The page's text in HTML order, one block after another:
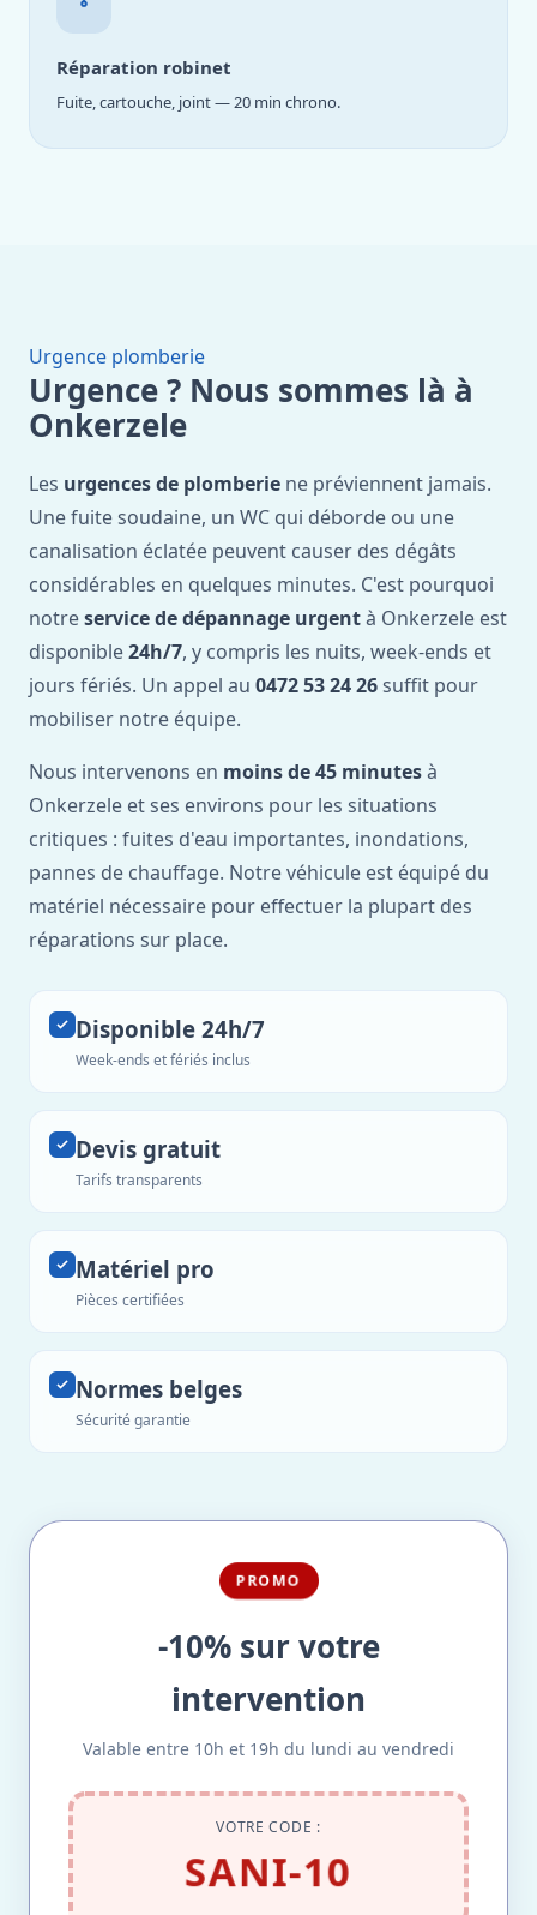
Réparation robinet
Fuite, cartouche, joint — 20 min chrono.
Urgence plomberie
Urgence ? Nous sommes là à
Onkerzele
Les urgences de plomberie ne préviennent jamais.
Une fuite soudaine, un WC qui déborde ou une
canalisation éclatée peuvent causer des dégâts
considérables en quelques minutes. C'est pourquoi
notreservice de dépannage urgentà Onkerzele est
disponible24h/7, y compris les nuits, week-ends et
jours fériés. Un appel au 0472 53 24 26 suffit pour
mobiliser notre équipe.
Nous intervenons en moins de 45 minutesà
Onkerzele et ses environs pour les situations
critiques : fuites d'eau importantes, inondations,
pannes de chauffage. Notre véhicule est équipé du
matériel nécessaire pour effectuer la plupart des
réparations sur place.
Disponible 24h/7
Week-ends et fériés inclus
Devis gratuit
Tarifs transparents
Matériel pro
Pièces certifiées
Normes belges
Sécurité garantie
PROMO
-10% sur votre
intervention
Valable entre 10h et 19h du lundi au vendredi
VOTRE CODE :
SANI-10